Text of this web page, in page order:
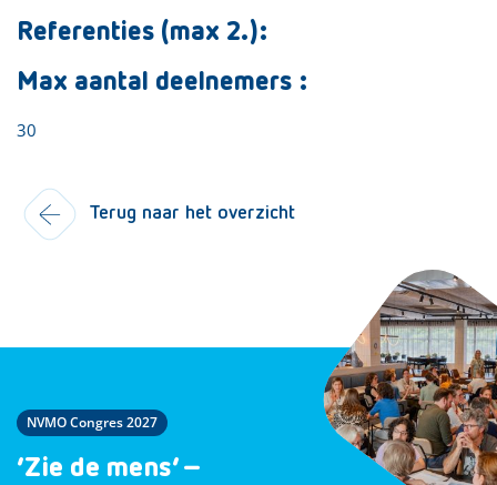
Referenties (max 2.):
Max aantal deelnemers :
30
Terug naar het overzicht
NVMO Congres 2027
‘Zie de mens’ –